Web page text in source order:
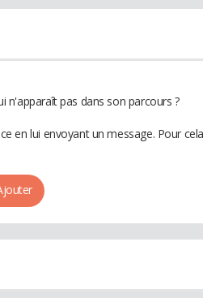
n'apparaît pas dans son parcours ?
en lui envoyant un message. Pour